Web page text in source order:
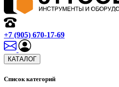
+7 (905) 670-17-69
КАТАЛОГ
Список категорий